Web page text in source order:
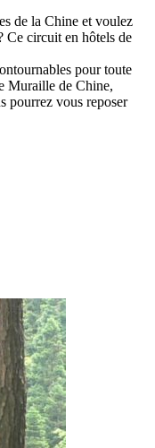
de la Chine et voulez
Ce circuit en hôtels de
pour toute
Muraille de Chine,
pourrez vous reposer